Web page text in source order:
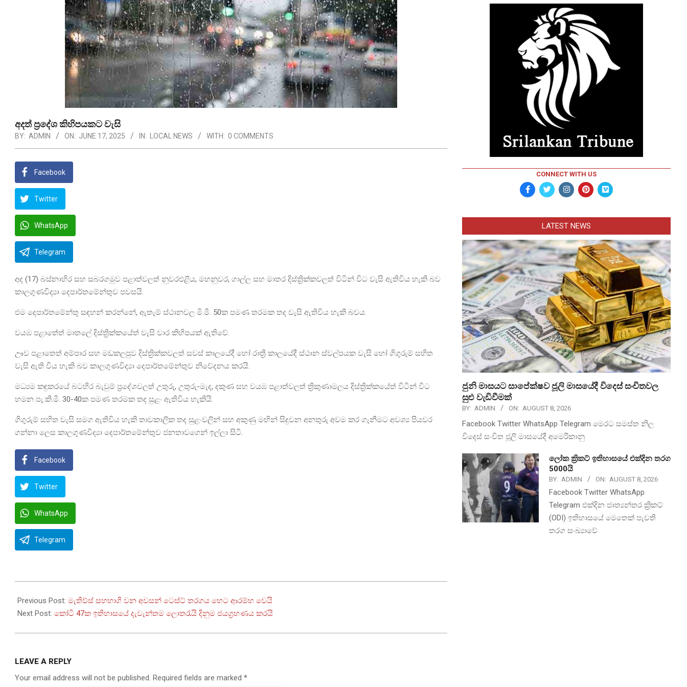
අදත් ප්‍රදේශ කිහිපයකට වැසි
BY: ADMIN ON: JUNE 17, 2025 IN: LOCAL NEWS WITH: 0 COMMENTS
Facebook
Twitter
WhatsApp
Telegram
අද (17) බස්නාහිර සහ සබරගමුව පළාත්වලත් නුවරඑළිය, මහනුවර, ගාල්ල සහ මාතර දිස්ත්‍රික්කවලත් විටින් විට වැසි ඇතිවිය හැකි බව
කාලගුණවිද්‍යා දෙපාර්තමේන්තුව පවසයි.
එම දෙපාර්තමේන්තු සඳහන් කරන්නේ, ඇතැම් ස්ථානවල මි.මී. 50ක පමණ තරමක තද වැසි ඇතිවිය හැකි බවය.
වයඹ පළාතේත් මාතලේ දිස්ත්‍රික්කයේත් වැසි වාර කිහිපයක් ඇතිවේ.
ඌව පළාතෙත් අම්පාර සහ මඩකලපුව දිස්ත්‍රික්කවලත් සවස් කාලයේදී හෝ රාත්‍රී කාලයේදී ස්ථාන ස්වල්පයක වැසි හෝ ගිගුරුම් සහිත
වැසි ඇති විය හැකි බව කාලගුණවිද්‍යා දෙපාර්තමේන්තුව නිවේදනය කරයි.
මධ්‍යම කඳුකරයේ බටහිර බැවුම් ප්‍රදේශවලත් උතුරු, උතුරු-මැද, දකුණ සහ වයඹ පළාත්වලත් ත්‍රිකුණාමලය දිස්ත්‍රික්කයේත් විටින් විට
හමන පැ.කි.මී. 30-40ක පමණ තරමක තද සුළං ඇතිවිය හැකියි.
ගිගුරුම් සහිත වැසි සමග ඇතිවිය හැකි තාවකාලික තද සුළංවලින් සහ අකුණු මඟින් සිදුවන අනතුරු අවම කර ගැනීමට අවශ්‍ය පියවර
ගන්නා ලෙස කාලගුණවිද්‍යා දෙපාර්තමේන්තුව ජනතාවගෙන් ඉල්ලා සිටී.
Facebook
Twitter
WhatsApp
Telegram
06-
17
Previous Post: මැතිව්ස් සහභාගි වන අවසන් ටෙස්ට් තරගය හෙට ආරම්භ වෙයි
Next Post: කෝටි 47ක ඉතිහාසයේ දැවැන්තම ලොතරැයි දිනුම ජයග්‍රහණය කරයි
LEAVE A REPLY
Your email address will not be published. Required fields are marked *
CONNECT WITH US
LATEST NEWS
ජුනි මාසයට සාපේක්ෂව ජූලි මාසයේදී විදෙස් සංචිතවල
සුළු වැඩිවීමක්
BY: ADMIN ON: AUGUST 8, 2026
Facebook Twitter WhatsApp Telegram මෙරට සමස්ත නිල
විදෙස් සංචිත ජූලි මාසයේදී අමෙරිකානු
ලෝක ක්‍රිකට් ඉතිහාසයේ එක්දින තරග
5000යි
BY: ADMIN ON: AUGUST 8, 2026
Facebook Twitter WhatsApp
Telegram එක්දින ජාත්‍යන්තර ක්‍රිකට්
(ODI) ඉතිහාසයේ මෙතෙක් පැවති
තරග සංඛ්‍යාවේ